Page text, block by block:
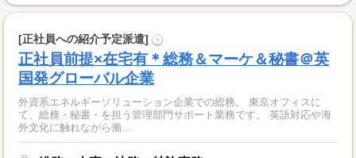
[正社員への紹介予定派遣] ?
正社員前提×在宅有＊総務＆マーケ＆秘書＠英
国発グローバル企業
外資系エネルギーソリューション企業での総務。 東京オフィスに
て、総務・秘書・を担う管理部門サポート業務です。 英語対応や海
外文化に触れながら働...